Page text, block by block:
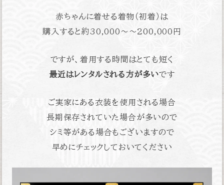
赤ちゃんに着せる着物（初着）は
購入すると約30,000〜〜200,000円
ですが、着用する時間はとても短く
最近はレンタルされる方が多いです
ご実家にある衣装を使用される場合
長期保存されていた場合が多いので
シミ等がある場合もございますので
早めにチェックしておいてください